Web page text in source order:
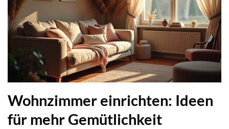
Wohnzimmer einrichten: Ideen
für mehr Gemütlichkeit